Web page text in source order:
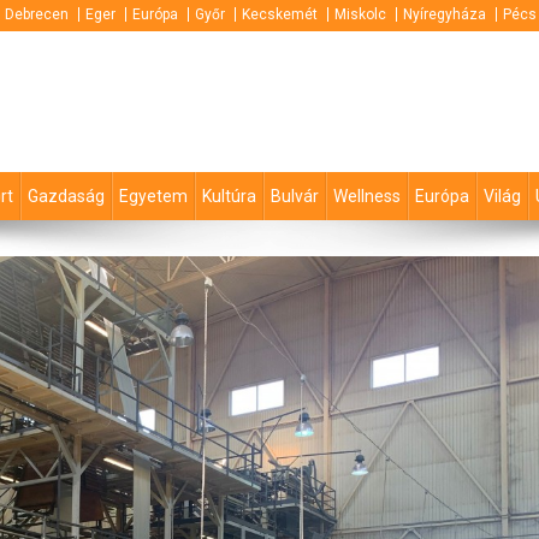
Debrecen Eger Európa Győr Kecskemét Miskolc Nyíregyháza Pécs
Gazdaság Egyetem Kultúra Bulvár Wellness Európa Világ